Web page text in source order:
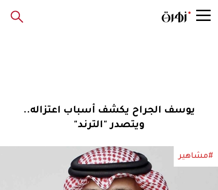
يوسف الجراح يكشف أسباب اعتزاله..
ويتصدر "الترند"
#مشاهير